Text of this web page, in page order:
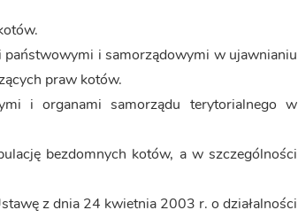
państwowymi i samorządowymi w ujawnianiu
praw kotów.
i organami samorządu terytorialnego w
bezdomnych kotów, a w szczególności
z dnia 24 kwietnia 2003 r. o działalności